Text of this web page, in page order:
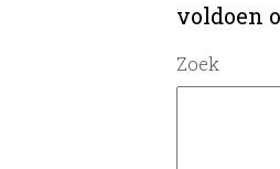
voldoen
Zoek